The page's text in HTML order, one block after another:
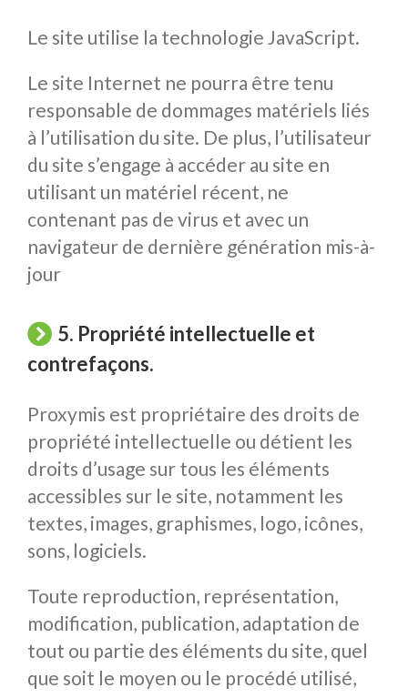
Le site utilise la technologie JavaScript.
Le site Internet ne pourra être tenu
responsable de dommages matériels liés
à l’utilisation du site. De plus, l’utilisateur
du site s’engage à accéder au site en
utilisant un matériel récent, ne
contenant pas de virus et avec un
navigateur de dernière génération mis-à-
jour
5. Propriété intellectuelle et
contrefaçons.
Proxymis est propriétaire des droits de
propriété intellectuelle ou détient les
droits d’usage sur tous les éléments
accessibles sur le site, notamment les
textes, images, graphismes, logo, icônes,
sons, logiciels.
Toute reproduction, représentation,
modification, publication, adaptation de
tout ou partie des éléments du site, quel
que soit le moyen ou le procédé utilisé,